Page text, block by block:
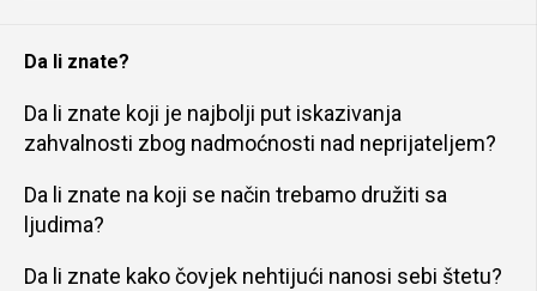
Da li znate?
Da li znate koji je najbolji put iskazivanja
zahvalnosti zbog nadmoćnosti nad neprijateljem?
Da li znate na koji se način trebamo družiti sa
ljudima?
Da li znate kako čovjek nehtijući nanosi sebi štetu?